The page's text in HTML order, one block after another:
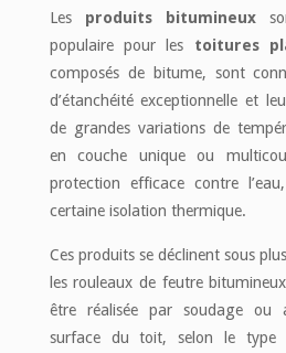
Les produits bitumineux
populaire pour les toitures
composés de bitume, sont
d’étanchéité exceptionnelle et
de grandes variations de
en couche unique ou
protection efficace contre
certaine isolation thermique.
Ces produits se déclinent sous
les rouleaux de feutre
être réalisée par soudage ou
surface du toit, selon le type